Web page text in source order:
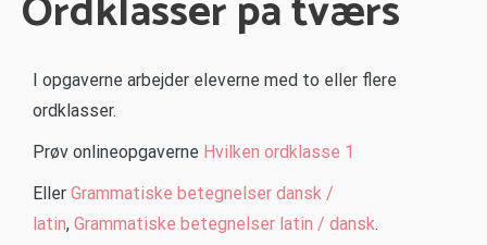
I opgaverne arbejder eleverne med to eller flere
ordklasser.
Prøv onlineopgaverne Hvilken ordklasse 1
Eller Grammatiske betegnelser dansk /
latin, Grammatiske betegnelser latin / dansk.